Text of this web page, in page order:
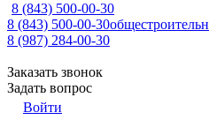
8 (843) 500-00-30
8 (843) 500-00-30
8 (987) 284-00-30
Заказать звонок
Задать вопрос
Войти